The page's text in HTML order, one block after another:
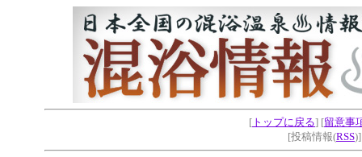
[ トップに戻る] [留意事
[投稿情報(RSS